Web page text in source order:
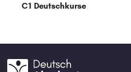
C1 Deutschkurse